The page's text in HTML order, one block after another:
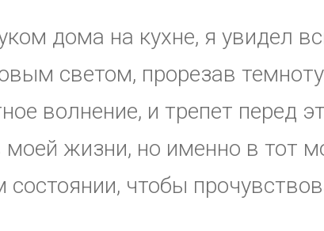
дома на кухне, я увидел
светом, прорезав
волнение, и трепет перед
моей жизни, но именно в тот
чтобы